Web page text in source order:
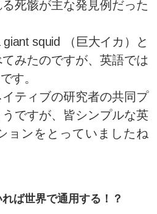
返しが上達に導く
達のポイントに
。
放送された、世
カ」の撮影に成
響だったようです
級の無脊椎動物